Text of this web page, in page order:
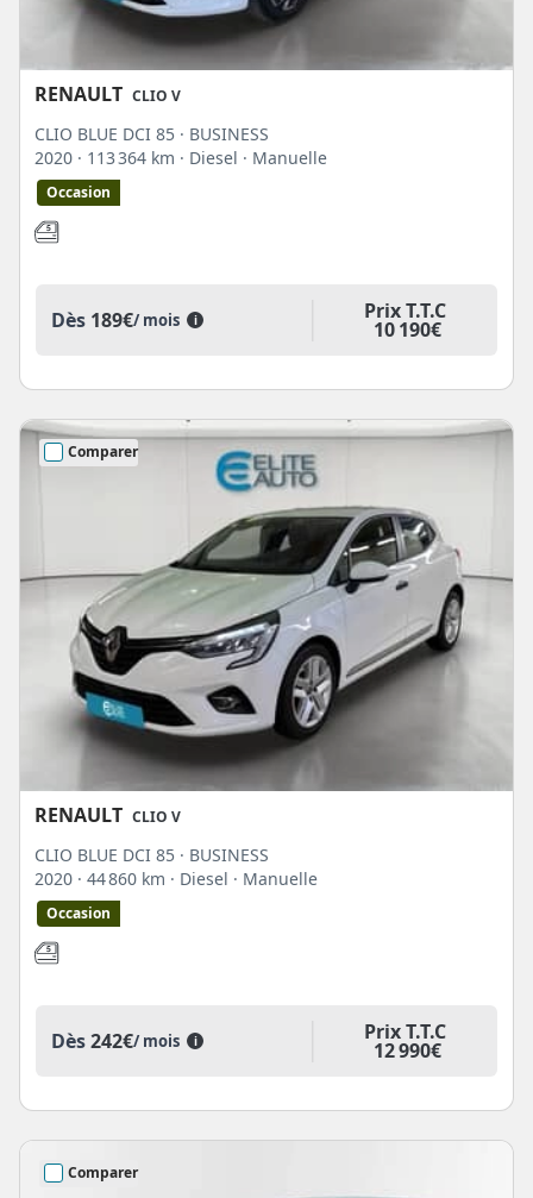
RENAULT CLIO V
CLIO BLUE DCI 85 · BUSINESS
2020 · 113 364 km · Diesel · Manuelle
Occasion
Dès 189€/ mois i Prix T.T.C
10 190€
Comparer
RENAULT CLIO V
CLIO BLUE DCI 85 · BUSINESS
2020 · 44 860 km · Diesel · Manuelle
Occasion
Dès242€/ mois i Prix T.T.C
12 990€
Comparer